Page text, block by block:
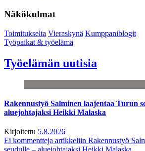
Näkökulmat
Toimitukselta Vieraskynä Kumppaniblogit
Työpaikat & työelämä
Työelämän uutisia
Rakennustyö Salminen laajentaa Turun
aluejohtajaksi Heikki Malaska
Kirjoitettu 5.8.2026
Ei kommentteja artikkeliin Rakennustyö
seudulle – aluejohtajaksi Heikki Malaska